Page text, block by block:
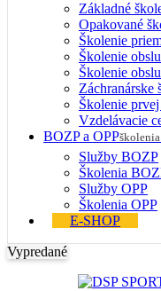
Základné
Opakované
Školenie
Školenie
Školenie
Záchranárske
Školenie
Vzdelávacie
BOZP a OPP
Služby BOZP
Školenia
Služby OPP
Školenia OPP
E-SHOP
Vypredané